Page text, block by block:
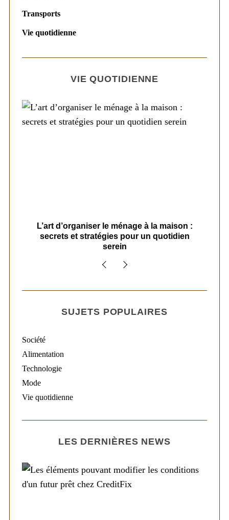
Transports
Vie quotidienne
VIE QUOTIDIENNE
L’art d’organiser le ménage à la maison :
secrets et stratégies pour un quotidien
serein
SUJETS POPULAIRES
Société
Alimentation
Technologie
Mode
Vie quotidienne
LES DERNIÈRES NEWS